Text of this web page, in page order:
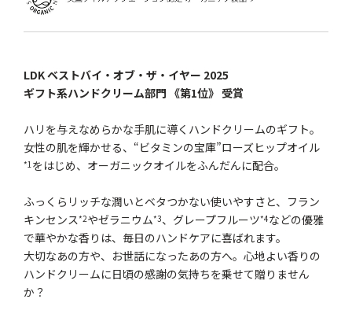
LDK ベストバイ・オブ・ザ・イヤー 2025
ギフト系ハンドクリーム部門 《第1位》 受賞
ハリを与えなめらかな手肌に導くハンドクリームのギフト。
女性の肌を輝かせる、“ビタミンの宝庫”ローズヒップオイル
*1 をはじめ、オーガニックオイルをふんだんに配合。
ふっくらリッチな潤いとベタつかない使いやすさと、フラン
キンセンス*2やゼラニウム*3、グレープフルーツ*4などの優雅
で華やかな香りは、毎日のハンドケアに喜ばれます。
大切なあの方や、お世話になったあの方へ。心地よい香りの
ハンドクリームに日頃の感謝の気持ちを乗せて贈りません
か？